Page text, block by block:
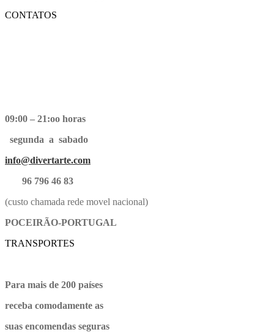
CONTATOS
09:00 – 21:oo horas
segunda a sabado
info@divertarte.com
96 796 46 83
(custo chamada rede movel nacional)
POCEIRÃO-PORTUGAL
TRANSPORTES
Para mais de 200 países
receba comodamente as
suas encomendas seguras